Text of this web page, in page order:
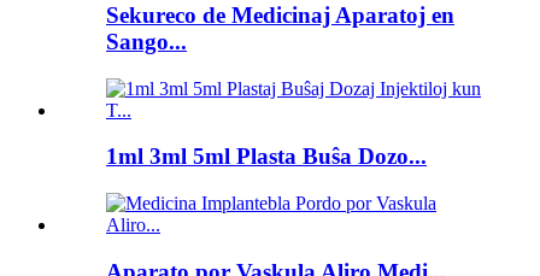
Sekureco de Medicinaj Aparatoj en
Sango...
1ml 3ml 5ml Plasta Buŝa Dozo...